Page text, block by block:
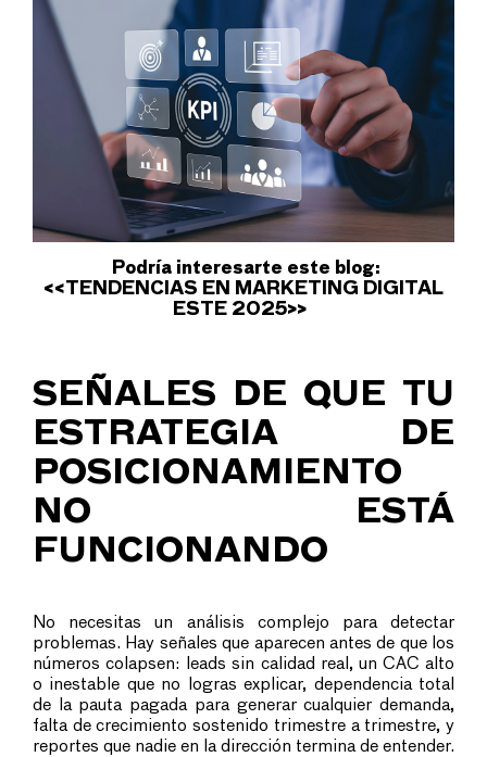
Podría interesarte este blog:
<< TENDENCIAS EN MARKETING DIGITAL
ESTE 2025>>
SEÑALES DE QUE TU
ESTRATEGIA DE
POSICIONAMIENTO
NO ESTÁ
FUNCIONANDO
No necesitas un análisis complejo para detectar
problemas. Hay señales que aparecen antes de que los
números colapsen: leads sin calidad real, un CAC alto
o inestable que no logras explicar, dependencia total
de la pauta pagada para generar cualquier demanda,
falta de crecimiento sostenido trimestre a trimestre, y
reportes que nadie en la dirección termina de entender.